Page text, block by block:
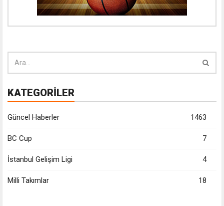
KATEGORİLER
Güncel Haberler 1463
BC Cup 7
İstanbul Gelişim Ligi 4
Milli Takımlar 18